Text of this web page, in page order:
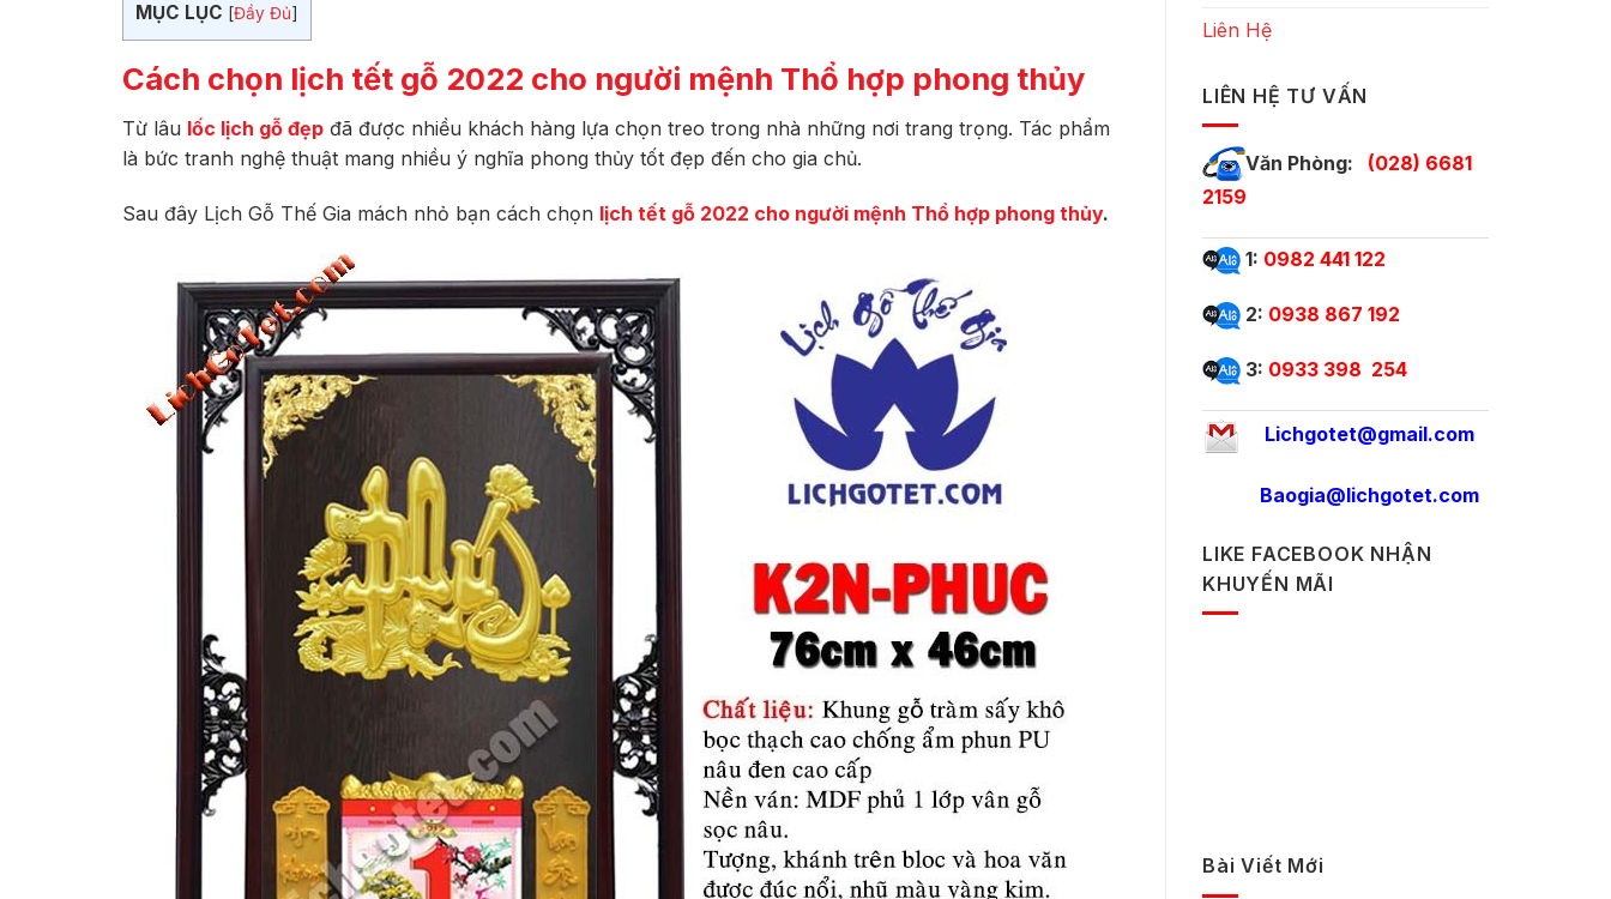
MỤC LỤC [Đầy Đủ]
Cách chọn lịch tết gỗ 2022 cho người mệnh Thổ hợp phong thủy
Từ lâu lốc lịch gỗ đẹp đã được nhiều khách hàng lựa chọn treo trong nhà những nơi trang trọng. Tác phẩm
là bức tranh nghệ thuật mang nhiều ý nghĩa phong thủy tốt đẹp đến cho gia chủ.
Sau đây Lịch Gỗ Thế Gia mách nhỏ bạn cách chọn lịch tết gỗ 2022 cho người mệnh Thổ hợp phong thủy.
Liên Hệ
LIÊN HỆ TƯ VẤN
Văn Phòng: (028) 6681
2159
1: 0982 441 122
2: 0938 867 192
3: 0933 398 254
Lichgotet@gmail.com
Baogia@lichgotet.com
LIKE FACEBOOK NHẬN
KHUYẾN MÃI
Bài Viết Mới